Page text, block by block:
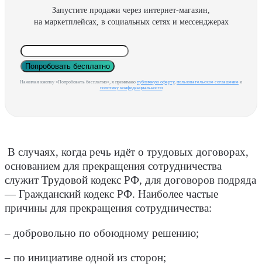
Запустите продажи через интернет-магазин,
на маркетплейсах, в социальных сетях и мессенджерах
Попробовать бесплатно
Нажимая кнопку «Попробовать бесплатно», я принимаю публичную оферту, пользовательское соглашение и
политику конфиденциальности
В случаях, когда речь идёт о трудовых договорах,
основанием для прекращения сотрудничества
служит Трудовой кодекс РФ, для договоров подряда
— Гражданский кодекс РФ. Наиболее частые
причины для прекращения сотрудничества:
– добровольно по обоюдному решению;
– по инициативе одной из сторон;